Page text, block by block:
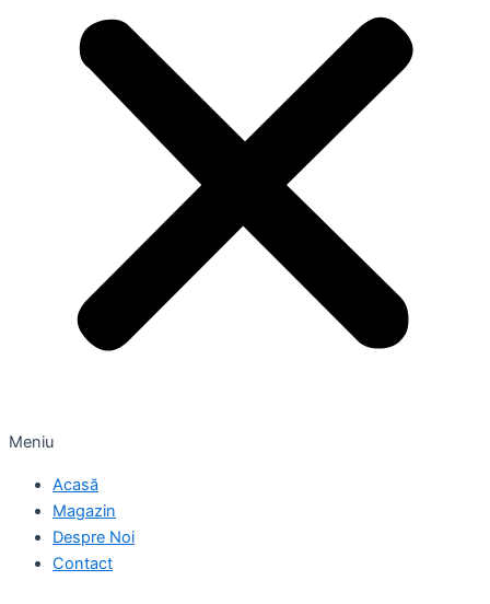
Meniu
Acasă
Magazin
Despre Noi
Contact